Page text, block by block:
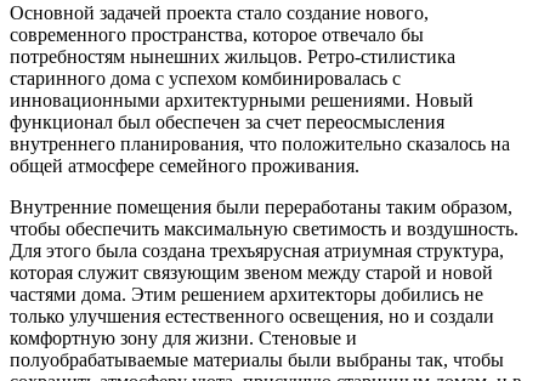
Основной задачей проекта стало создание нового,
современного пространства, которое отвечало бы
потребностям нынешних жильцов. Ретро-стилистика
старинного дома с успехом комбинировалась с
инновационными архитектурными решениями. Новый
функционал был обеспечен за счет переосмысления
внутреннего планирования, что положительно сказалось на
общей атмосфере семейного проживания.
Внутренние помещения были переработаны таким образом,
чтобы обеспечить максимальную светимость и воздушность.
Для этого была создана трехъярусная атриумная структура,
которая служит связующим звеном между старой и новой
частями дома. Этим решением архитекторы добились не
только улучшения естественного освещения, но и создали
комфортную зону для жизни. Стеновые и
полуобрабатываемые материалы были выбраны так, чтобы